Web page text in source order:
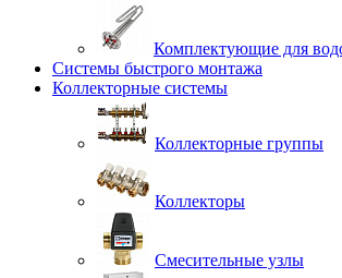
Комплектующие для
Системы быстрого монтажа
Коллекторные системы
Коллекторные группы
Коллекторы
Смесительные узлы